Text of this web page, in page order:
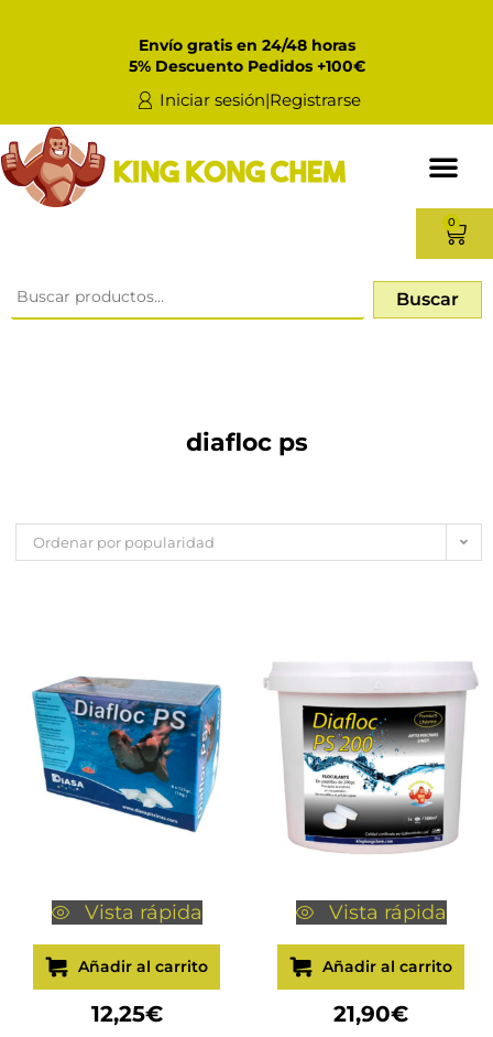
Envío gratis en 24/48 horas
5% Descuento Pedidos +100€
Iniciar sesión|Registrarse
0
Buscar
diafloc ps
Ordenar por popularidad
Vista rápida
Añadir al carrito
12,25€
Vista rápida
Añadir al carrito
21,90€